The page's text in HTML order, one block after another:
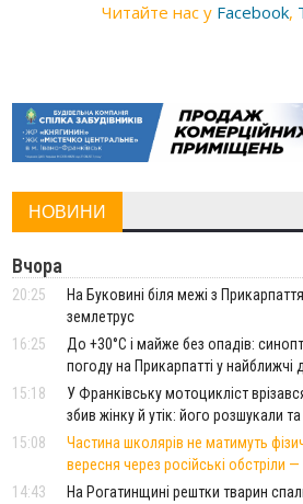
Читайте нас у Facebook,
НОВИНИ
Вчора
20:25
На Буковині біля межі з
землетрус
16:25
До +30°C і майже без опадів:
погоду на Прикарпатті у найближчі
15:18
У Франківську мотоцикліст
збив жінку й утік: його розшукали
15:08
Частина школярів не матимуть
вересня через російські обстріли
14:43
На Рогатинщині рештки тварин